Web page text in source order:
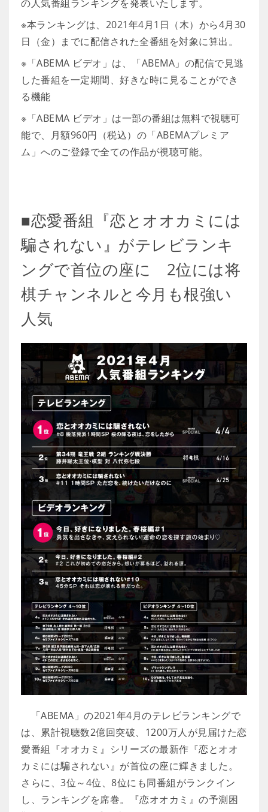
の人気番組ランキングを発表いたします。
※本ランキングは、2021年4月1日（木）から4月30
日（金）までに配信された全番組を対象に算出。
※「ABEMA ビデオ」は、「ABEMA」の配信で見逃
した番組を一定期間、好きな時に見ることができ
る機能
※「ABEMA ビデオ」は一部の番組は無料で視聴可
能で、月額960円（税込）の「ABEMAプレミア
ム」へのご登録で全ての作品が視聴可能。
■恋愛番組『恋とオオカミには
騙されない』がテレビランキ
ングで首位の座に 2位には将
棋チャンネルと今月も根強い
人気
「ABEMA」の2021年4月のテレビランキングで
は、累計視聴数2億回突破、1200万人が見届けた恋
愛番組『オオカミ』シリーズの最新作『恋とオオ
カミには騙されない』が首位の座に輝きました。
さらに、3位～4位、8位にも同番組がランクイン
し、ランキングを席巻。『恋オオカミ』の予測困